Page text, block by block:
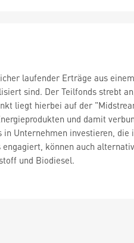
laufender Erträge aus
sind. Der Teilfonds strebt
liegt hierbei auf der
und damit
Unternehmen investieren, die
können auch
und Biodiesel.